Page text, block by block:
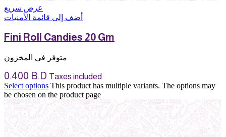
عرض سريع
أضف إلى قائمة الأمنيات
Fini Roll Candies 20 Gm
متوفر في المخزون
0.400 B.D Taxes included
Select options This product has multiple variants. The options may
be chosen on the product page